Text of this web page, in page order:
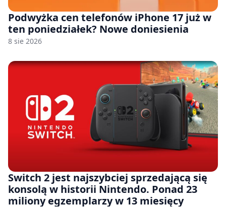
Podwyżka cen telefonów iPhone 17 już w
ten poniedziałek? Nowe doniesienia
8 sie 2026
Switch 2 jest najszybciej sprzedającą się
konsolą w historii Nintendo. Ponad 23
miliony egzemplarzy w 13 miesięcy